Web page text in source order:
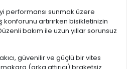
performansı sunmak üzere
artırırken bisikletinizin
bakım ile uzun yıllar sorunsuz
güvenilir ve güçlü bir vites